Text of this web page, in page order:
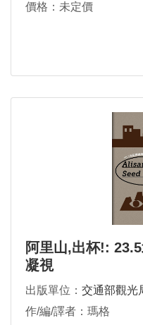
價格：未定價
阿里山,出杯!:
凝視
出版單位： 交通部觀光
作/編/譯者：瑪格